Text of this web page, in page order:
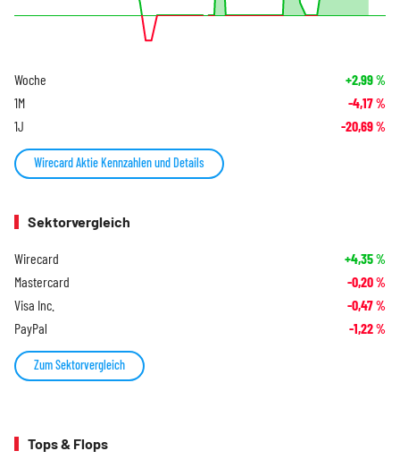
Woche +2,99%
1M -4,17%
1J -20,69%
Wirecard Aktie Kennzahlen und Details
Sektorvergleich
Wirecard +4,35%
Mastercard -0,20%
Visa Inc. -0,47%
PayPal -1,22%
Zum Sektorvergleich
Tops & Flops